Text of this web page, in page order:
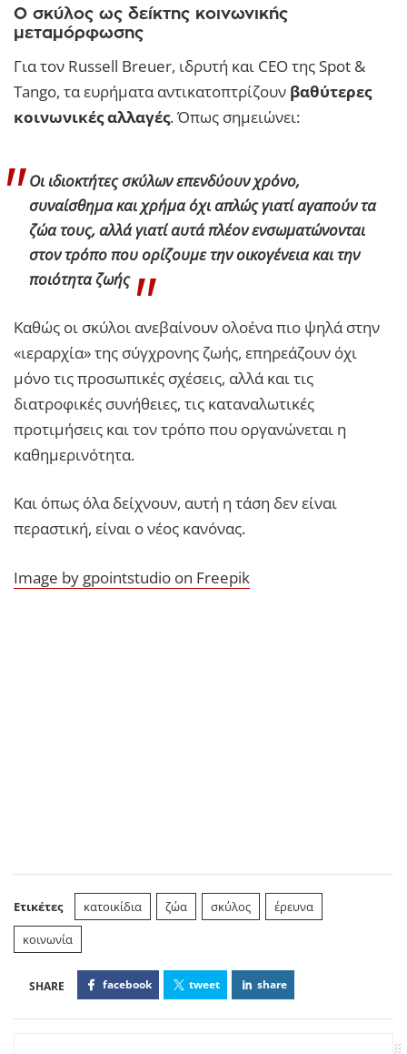
Ο σκύλος ως δείκτης κοινωνικής
μεταμόρφωσης
Για τον Russell Breuer, ιδρυτή και CEO της Spot &
Tango, τα ευρήματα αντικατοπτρίζουν βαθύτερες
κοινωνικές αλλαγές. Όπως σημειώνει:
Οι ιδιοκτήτες σκύλων επενδύουν χρόνο,
συναίσθημα και χρήμα όχι απλώς γιατί αγαπούν τα
ζώα τους, αλλά γιατί αυτά πλέον ενσωματώνονται
στον τρόπο που ορίζουμε την οικογένεια και την
ποιότητα ζωής
Καθώς οι σκύλοι ανεβαίνουν ολοένα πιο ψηλά στην
«ιεραρχία» της σύγχρονης ζωής, επηρεάζουν όχι
μόνο τις προσωπικές σχέσεις, αλλά και τις
διατροφικές συνήθειες, τις καταναλωτικές
προτιμήσεις και τον τρόπο που οργανώνεται η
καθημερινότητα.
Και όπως όλα δείχνουν, αυτή η τάση δεν είναι
περαστική, είναι ο νέος κανόνας.
Image by gpointstudio on Freepik
Ετικέτες κατοικίδια ζώα σκύλος
έρευνα
κοινωνία
facebook tweet share